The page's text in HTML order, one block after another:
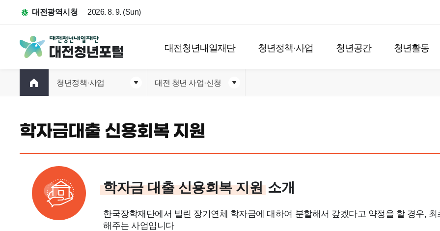
대전광역시청 2026. 8. 9. (Sun)
대전청년내일재단 청년정책·사업 청년공간 청년활동
청년정책·사업 대전 청년 사업·신청
학자금대출 신용회복 지원
학자금 대출 신용회복 지원 소개
한국장학재단에서 빌린 장기연체 학자금에 대하여 분할해서 갚겠다고 약정을 할 경우,
해주는 사업입니다